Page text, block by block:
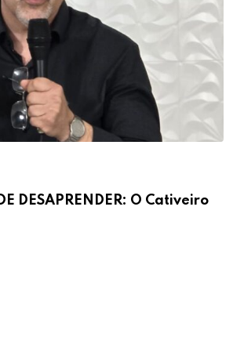
DESAPRENDER: O Cativeiro